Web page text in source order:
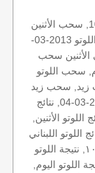
رقم السحب: 1071, زيد, زيد 1071, سحب 1071, سحب الأثنين
سحب اللوتو سحب اللوتو ١٣ أيار ٢٠١٩ سحب اللوتو 2013-03-
الأثنين سحب
سحب اللوتو
سحب زيد, سحب زيد
لوتو في لبنان لوتو لوتو 1071, لوتو الأثنين 2013-03-04, نتائج
اللوتو نتائج اللوتو 2013-03-04, نتائج اللوتو الأثنين,
اللوتو اللبناني
اليوم نتائج سحب اللوتو اللبناني اليوم نتيجة ١٠٧١, نتيجة اللوتو
نتيجة اللوتو اليوم,